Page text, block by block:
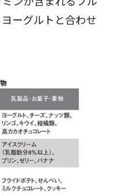
ーグルトと合わせ